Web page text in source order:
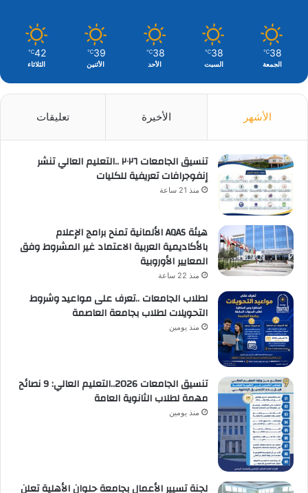
38
℃
الجمعة
38
℃
السبت
38
℃
الأحد
39
℃
الأثنين
42
℃
الثلاثاء
الأشهر الأخيرة تعليقات
تنسيق الجامعات ٢٠٢٦ ..التعليم العالي تنشر
إنفوجرافات تعريفية للكليات
منذ 21 ساعة
هيئة AQAS الألمانية تمنح برامج الإعلام
بالأكاديمية العربية الاعتماد غير المشروط وفق
المعايير الأوروبية
منذ 22 ساعة
لطلاب الجامعات ..تعرف على مواعيد وشروط
التحويلات لطلاب بجامعة العاصمة
منذ يومين
تنسيق الجامعات 2026..التعليم العالي: 9 نصائح
مهمة لطلاب الثانوية العامة
منذ يومين
لجنة تسيير الأعمال بجامعة حلوان الأهلية تعلن